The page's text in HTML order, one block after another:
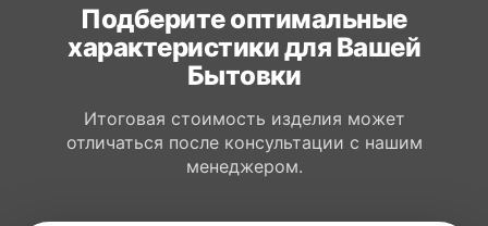
Подберите оптимальные
характеристики для Вашей
Бытовки
Итоговая стоимость изделия может
отличаться после консультации с нашим
менеджером.